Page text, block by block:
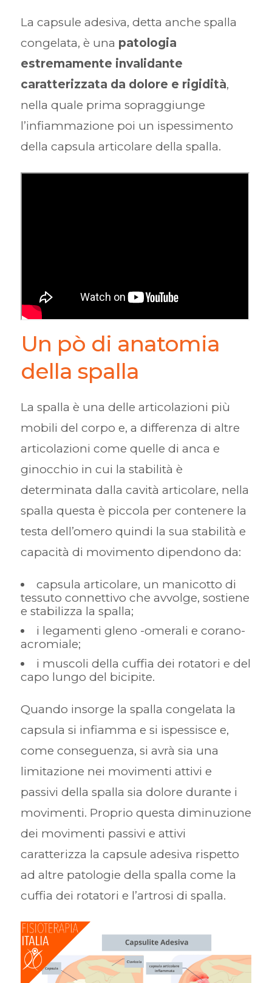
La capsule adesiva, detta anche spalla
congelata, è una patologia
estremamente invalidante
caratterizzata da dolore e rigidità,
nella quale prima sopraggiunge
l’infiammazione poi un ispessimento
della capsula articolare della spalla.
Un pò di anatomia
della spalla
La spalla è una delle articolazioni più
mobili del corpo e, a differenza di altre
articolazioni come quelle di anca e
ginocchio in cui la stabilità è
determinata dalla cavità articolare, nella
spalla questa è piccola per contenere la
testa dell’omero quindi la sua stabilità e
capacità di movimento dipendono da:
capsula articolare, un manicotto di
tessuto connettivo che avvolge, sostiene
e stabilizza la spalla;
i legamenti gleno -omerali e corano-
acromiale;
i muscoli della cuffia dei rotatori e del
capo lungo del bicipite.
Quando insorge la spalla congelata la
capsula si infiamma e si ispessisce e,
come conseguenza, si avrà sia una
limitazione nei movimenti attivi e
passivi della spalla sia dolore durante i
movimenti. Proprio questa diminuzione
dei movimenti passivi e attivi
caratterizza la capsule adesiva rispetto
ad altre patologie della spalla come la
cuffia dei rotatori e l’artrosi di spalla.